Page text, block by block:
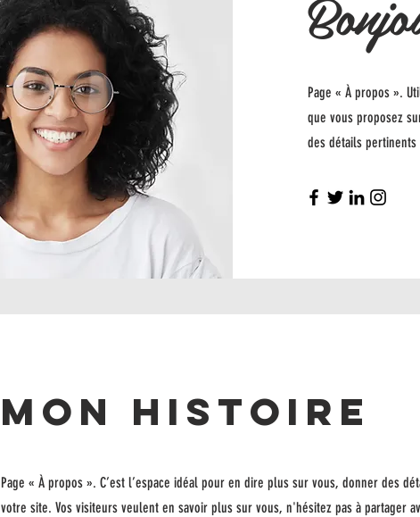
Page « À propos ».
que vous proposez
des détails pertinents
Mon histoire
Page « À propos ». C’est l’espace idéal pour en dire plus sur vous, donner des
votre site. Vos visiteurs veulent en savoir plus sur vous, n'hésitez pas à partager